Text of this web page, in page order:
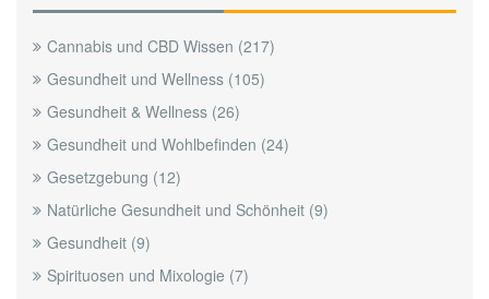
Cannabis und CBD Wissen (217)
Gesundheit und Wellness (105)
Gesundheit & Wellness (26)
Gesundheit und Wohlbefinden (24)
Gesetzgebung (12)
Natürliche Gesundheit und Schönheit (9)
Gesundheit (9)
Spirituosen und Mixologie (7)